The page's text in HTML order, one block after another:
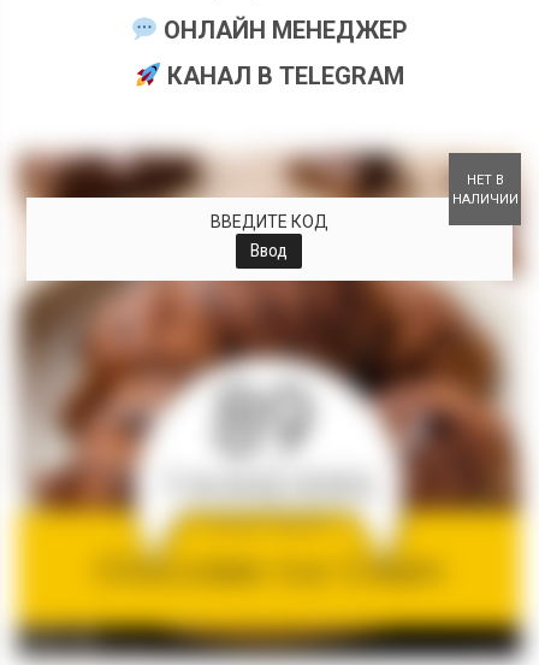
ОНЛАЙН МЕНЕДЖЕР
КАНАЛ В TELEGRAM
НЕТ В
НАЛИЧИИ
ВВЕДИТЕ КОД
Ввод